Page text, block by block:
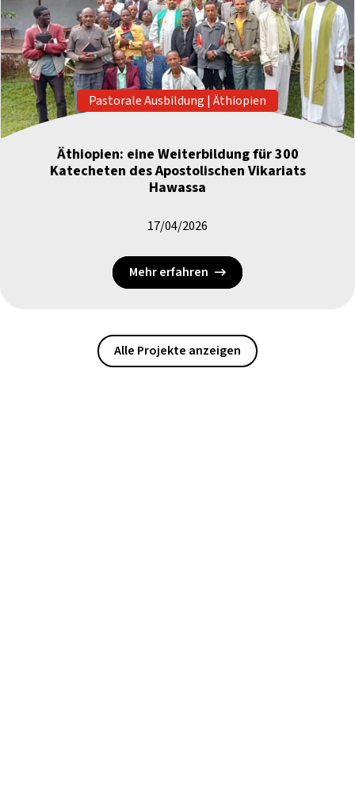
Pastorale Ausbildung | Äthiopien
Äthiopien: eine Weiterbildung für 300
Katecheten des Apostolischen Vikariats
Hawassa
17/04/2026
Mehr erfahren
Alle Projekte anzeigen